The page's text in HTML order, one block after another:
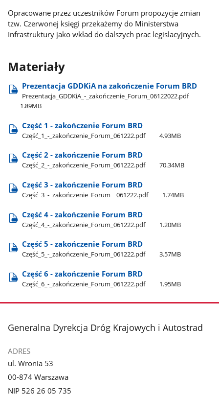
Opracowane przez uczestników Forum propozycje zmian
tzw. Czerwonej księgi przekażemy do Ministerstwa
Infrastruktury jako wkład do dalszych prac legislacyjnych.
Materiały
Prezentacja GDDKiA na zakończenie Forum BRD
Prezentacja​_GDDKiA​_-​_zakończenie​_Forum​_06122022.pdf
1.89MB
Część 1 - zakończenie Forum BRD
Część​_1​_-​_zakończenie​_Forum​_061222.pdf 4.93MB
Część 2 - zakończenie Forum BRD
Część​_2​_-​_zakończenie​_Forum​_061222.pdf 70.34MB
Część 3 - zakończenie Forum BRD
Część​_3​_-​_zakończenie​_Forum​_​_061222.pdf 1.74MB
Część 4 - zakończenie Forum BRD
Część​_4​_-​_zakończenie​_Forum​_061222.pdf 1.20MB
Część 5 - zakończenie Forum BRD
Część​_5​_-​_zakończenie​_Forum​_061222.pdf 3.57MB
Część 6 - zakończenie Forum BRD
Część​_6​_-​_zakończenie​_Forum​_061222.pdf 1.95MB
stopka
Generalna Dyrekcja Dróg Krajowych i Autostrad
ADRES
ul. Wronia 53
00-874 Warszawa
NIP 526 26 05 735